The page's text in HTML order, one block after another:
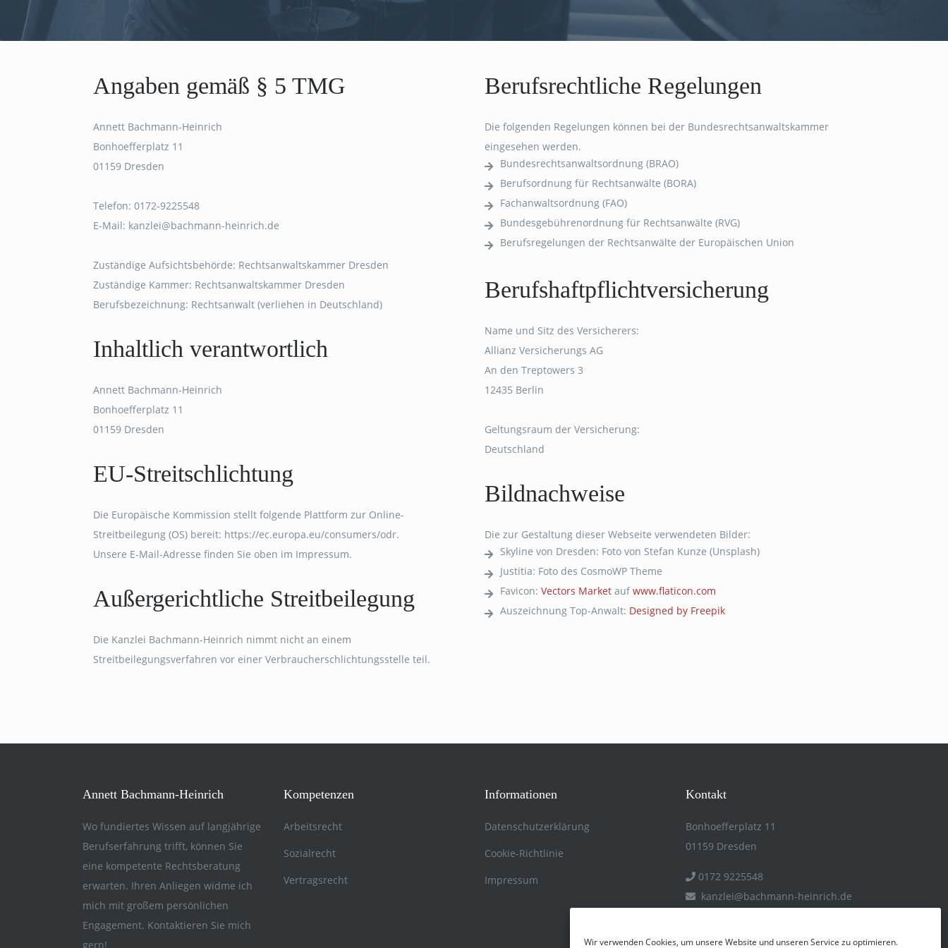
Wir verwenden Cookies, um unsere Website und unseren Service zu optimieren.
Angaben gemäß § 5 TMG
Annett Bachmann-Heinrich
Bonhoefferplatz 11
01159 Dresden
Telefon: 0172-9225548
E-Mail: kanzlei@bachmann-heinrich.de
Zuständige Aufsichtsbehörde: Rechtsanwaltskammer Dresden
Zuständige Kammer: Rechtsanwaltskammer Dresden
Berufsbezeichnung: Rechtsanwalt (verliehen in Deutschland)
Inhaltlich verantwortlich
Annett Bachmann-Heinrich
Bonhoefferplatz 11
01159 Dresden
EU-Streitschlichtung
Die Europäische Kommission stellt folgende Plattform zur Online-
Streitbeilegung (OS) bereit: https://ec.europa.eu/consumers/odr.
Unsere E-Mail-Adresse finden Sie oben im Impressum.
Außergerichtliche Streitbeilegung
Die Kanzlei Bachmann-Heinrich nimmt nicht an einem
Streitbeilegungsverfahren vor einer Verbraucherschlichtungsstelle teil.
Berufsrechtliche Regelungen
Die folgenden Regelungen können bei der Bundesrechtsanwaltskammer
eingesehen werden.
Bundesrechtsanwaltsordnung (BRAO)
Berufsordnung für Rechtsanwälte (BORA)
Fachanwaltsordnung (FAO)
Bundesgebührenordnung für Rechtsanwälte (RVG)
Berufsregelungen der Rechtsanwälte der Europäischen Union
Berufshaftpflichtversicherung
Name und Sitz des Versicherers:
Allianz Versicherungs AG
An den Treptowers 3
12435 Berlin
Geltungsraum der Versicherung:
Deutschland
Bildnachweise
Die zur Gestaltung dieser Webseite verwendeten Bilder:
Skyline von Dresden: Foto von Stefan Kunze (Unsplash)
Justitia: Foto des CosmoWP Theme
Favicon: Vectors Market aufwww.flaticon.com
Auszeichnung Top-Anwalt: Designed by Freepik
Annett Bachmann-Heinrich
Wo fundiertes Wissen auf langjährige
Berufserfahrung trifft, können Sie
eine kompetente Rechtsberatung
erwarten. Ihren Anliegen widme ich
mich mit großem persönlichen
Engagement. Kontaktieren Sie mich
gern!
Kompetenzen
Arbeitsrecht
Sozialrecht
Vertragsrecht
Informationen
Datenschutzerklärung
Cookie-Richtlinie
Impressum
Kontakt
Bonhoefferplatz 11
01159 Dresden
0172 9225548
kanzlei@​bachmann-heinrich.de